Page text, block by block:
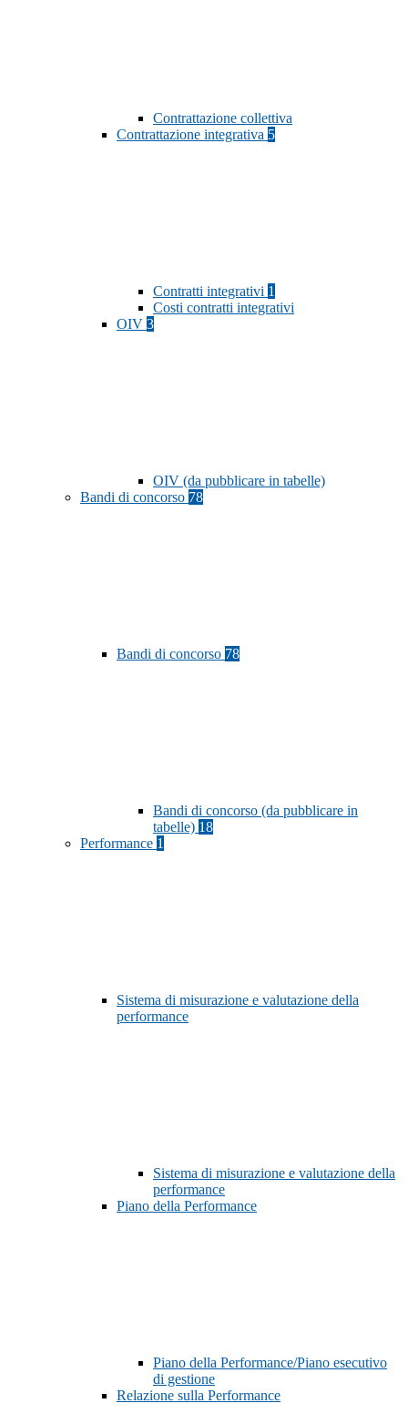
Contrattazione collettiva
Contrattazione integrativa 5
Contratti integrativi 1
Costi contratti integrativi
OIV 3
OIV (da pubblicare in tabelle)
Bandi di concorso 78
Bandi di concorso 78
Bandi di concorso (da pubblicare in
tabelle) 18
Performance 1
Sistema di misurazione e valutazione della
performance
Sistema di misurazione e valutazione della
performance
Piano della Performance
Piano della Performance/Piano esecutivo
di gestione
Relazione sulla Performance